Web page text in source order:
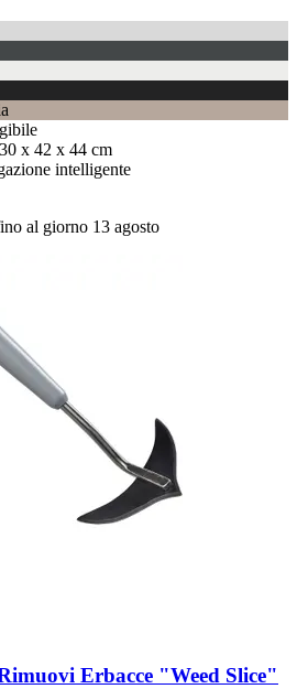
x 42 x 44 cm
intelligente
al giorno 13 agosto
Erbacce "Weed Slice"